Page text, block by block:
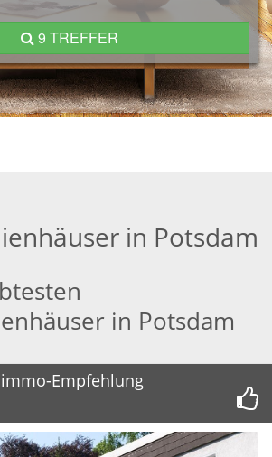
9 TREFFER
in Potsdam
in Potsdam
Empfehlung